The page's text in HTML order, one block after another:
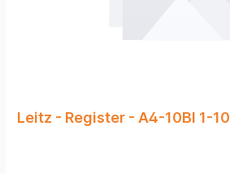
Leitz - Register - A4-10Bl 1-10